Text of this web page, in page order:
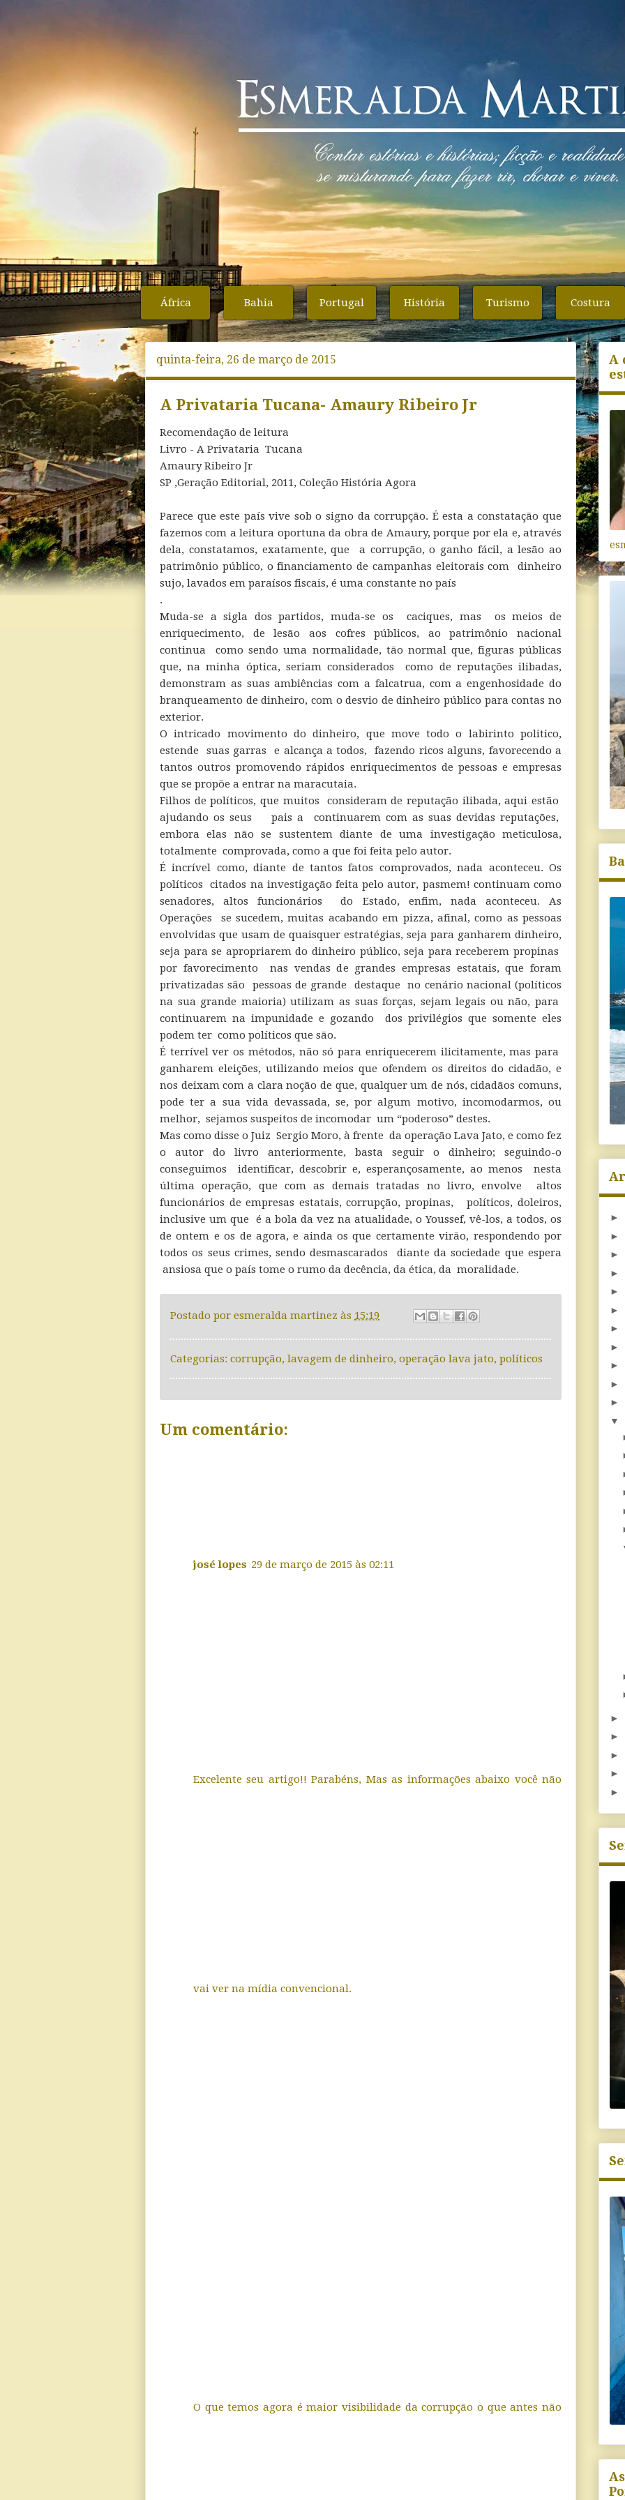
África Bahia Portugal História Turismo Costura
quinta-feira, 26 de março de 2015
A Privataria Tucana- Amaury Ribeiro Jr
Recomendação de leitura
Livro - A Privataria Tucana
Amaury Ribeiro Jr
SP ,Geração Editorial, 2011, Coleção História Agora
Parece que este país vive sob o signo da corrupção. É esta a constatação que
fazemos com a leitura oportuna da obra de Amaury, porque por ela e, através
dela, constatamos, exatamente, que a corrupção, o ganho fácil, a lesão ao
patrimônio público, o financiamento de campanhas eleitorais com dinheiro
sujo, lavados em paraísos fiscais, é uma constante no país
.
Muda-se a sigla dos partidos, muda-se os caciques, mas os meios de
enriquecimento, de lesão aos cofres públicos, ao patrimônio nacional
continua como sendo uma normalidade, tão normal que, figuras públicas
que, na minha óptica, seriam considerados como de reputações ilibadas,
demonstram as suas ambiências com a falcatrua, com a engenhosidade do
branqueamento de dinheiro, com o desvio de dinheiro público para contas no
exterior.
O intricado movimento do dinheiro, que move todo o labirinto politico,
estende suas garras e alcança a todos, fazendo ricos alguns, favorecendo a
tantos outros promovendo rápidos enriquecimentos de pessoas e empresas
que se propõe a entrar na maracutaia.
Filhos de políticos, que muitos consideram de reputação ilibada, aqui estão
ajudando os seus pais a continuarem com as suas devidas reputações,
embora elas não se sustentem diante de uma investigação meticulosa,
totalmente comprovada, como a que foi feita pelo autor.
É incrível como, diante de tantos fatos comprovados, nada aconteceu. Os
políticos citados na investigação feita pelo autor, pasmem! continuam como
senadores, altos funcionários do Estado, enfim, nada aconteceu. As
Operações se sucedem, muitas acabando em pizza, afinal, como as pessoas
envolvidas que usam de quaisquer estratégias, seja para ganharem dinheiro,
seja para se apropriarem do dinheiro público, seja para receberem propinas
por favorecimento nas vendas de grandes empresas estatais, que foram
privatizadas são pessoas de grande destaque no cenário nacional (políticos
na sua grande maioria) utilizam as suas forças, sejam legais ou não, para
continuarem na impunidade e gozando dos privilégios que somente eles
podem ter como políticos que são.
É terrível ver os métodos, não só para enriquecerem ilicitamente, mas para
ganharem eleições, utilizando meios que ofendem os direitos do cidadão, e
nos deixam com a clara noção de que, qualquer um de nós, cidadãos comuns,
pode ter a sua vida devassada, se, por algum motivo, incomodarmos, ou
melhor, sejamos suspeitos de incomodar um “poderoso” destes.
Mas como disse o Juiz Sergio Moro, à frente da operação Lava Jato, e como fez
o autor do livro anteriormente, basta seguir o dinheiro; seguindo-o
conseguimos identificar, descobrir e, esperançosamente, ao menos nesta
última operação, que com as demais tratadas no livro, envolve altos
funcionários de empresas estatais, corrupção, propinas, políticos, doleiros,
inclusive um que é a bola da vez na atualidade, o Youssef, vê-los, a todos, os
de ontem e os de agora, e ainda os que certamente virão, respondendo por
todos os seus crimes, sendo desmascarados diante da sociedade que espera
ansiosa que o país tome o rumo da decência, da ética, da moralidade.
Postado por esmeralda martinez às 15:19
Categorias: corrupção, lavagem de dinheiro, operação lava jato, políticos
Um comentário:
josé lopes 29 de março de 2015 às 02:11
Excelente seu artigo!! Parabéns, Mas as informações abaixo você não
vai ver na mídia convencional.
O que temos agora é maior visibilidade da corrupção o que antes não
A
►
►
►
►
►
►
►
►
►
►
►
▼
►
►
►
►
►